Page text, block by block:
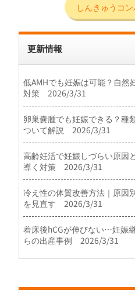
しんきゅうコ
更新情報
低AMHでも妊娠は可能？自然
対策 2026/3/31
卵巣嚢腫でも妊娠できる？種
ついて解説 2026/3/31
高齢妊活で妊娠しづらい原因
導く対策 2026/3/31
冷え性の体質改善方法｜原因
を見直す 2026/3/31
着床後hCGが伸びない…妊娠
らの出産事例 2026/3/31